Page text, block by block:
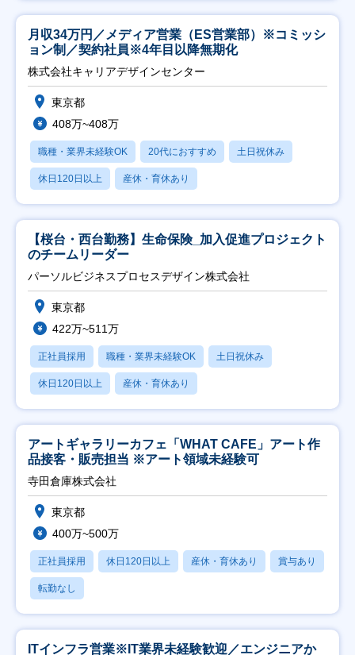
月収34万円／メディア営業（ES営業部）※コミッシ
ョン制／契約社員※4年目以降無期化
株式会社キャリアデザインセンター
東京都
408万~408万
職種・業界未経験OK 20代におすすめ 土日祝休み
休日120日以上 産休・育休あり
【桜台・西台勤務】生命保険_加入促進プロジェクト
のチームリーダー
パーソルビジネスプロセスデザイン株式会社
東京都
422万~511万
正社員採用 職種・業界未経験OK 土日祝休み
休日120日以上 産休・育休あり
アートギャラリーカフェ「WHAT CAFE」アート作
品接客・販売担当 ※アート領域未経験可
寺田倉庫株式会社
東京都
400万~500万
正社員採用 休日120日以上 産休・育休あり 賞与あり
転勤なし
ITインフラ営業※IT業界未経験歓迎／エンジニアか